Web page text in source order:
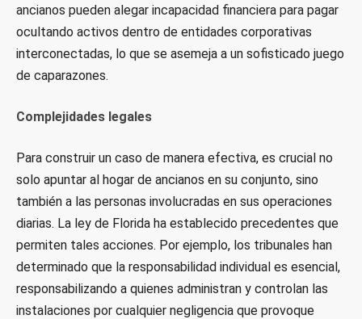
ancianos pueden alegar incapacidad financiera para pagar
ocultando activos dentro de entidades corporativas
interconectadas, lo que se asemeja a un sofisticado juego
de caparazones.
Complejidades legales
Para construir un caso de manera efectiva, es crucial no
solo apuntar al hogar de ancianos en su conjunto, sino
también a las personas involucradas en sus operaciones
diarias. La ley de Florida ha establecido precedentes que
permiten tales acciones. Por ejemplo, los tribunales han
determinado que la responsabilidad individual es esencial,
responsabilizando a quienes administran y controlan las
instalaciones por cualquier negligencia que provoque